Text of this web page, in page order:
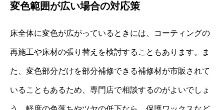
変色範囲が広い場合の対応策
床全体に変色が広がっているときには、コーティングの
再施工や床材の張り替えを検討することもあります。ま
た、変色部分だけを部分補修できる補修材が市販されて
いることもあるため、専門店で相談するのがよいでしょ